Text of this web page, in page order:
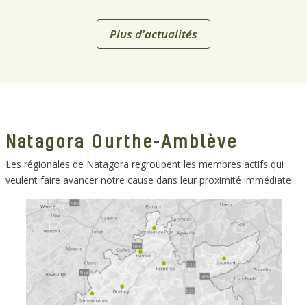
Plus d'actualités
Natagora Ourthe-Amblève
Les régionales de Natagora regroupent les membres actifs qui
veulent faire avancer notre cause dans leur proximité immédiate